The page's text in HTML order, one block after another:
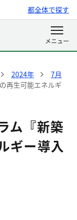
都全体で探す
2024年
7月
再生可能エネルギ
ム『新築
ギー導入